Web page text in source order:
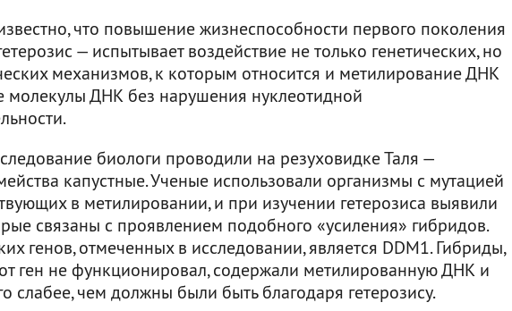
что повышение жизнеспособности первого поколения
— испытывает воздействие не только генетических, но
механизмов, к которым относится и метилирование ДНК
молекулы ДНК без нарушения нуклеотидной
биологи проводили на резуховидке Таля —
капустные. Ученые использовали организмы с мутацией
в метилировании, и при изучении гетерозиса выявили
связаны с проявлением подобного «усиления» гибридов.
генов, отмеченных в исследовании, является DDM1. Гибриды,
ген не функционировал, содержали метилированную ДНК и
слабее, чем должны были быть благодаря гетерозису.